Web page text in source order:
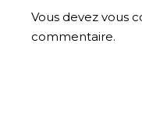
Vous devezvous
commentaire.